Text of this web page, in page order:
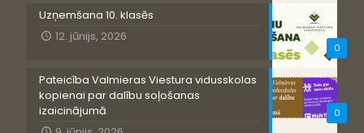
0
Uzņemšana 10. klasēs
12. jūnijs, 2026
0
Pateicība Valmieras Viestura vidusskolas
kopienai par dalību soļošanas
izaicinājumā